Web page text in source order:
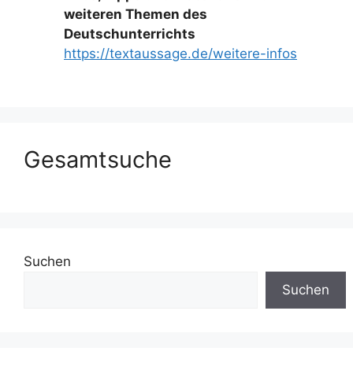
weiteren Themen des
Deutschunterrichts
https://textaussage.de/weitere-infos
Gesamtsuche
Suchen
Suchen